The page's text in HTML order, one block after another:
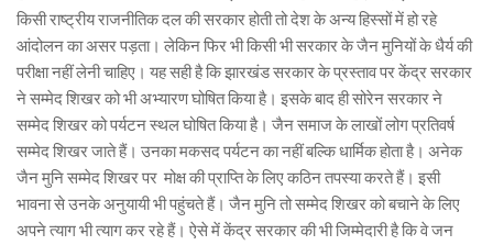
किसी राष्ट्रीय राजनीतिक दल की सरकार होती तो देश के अन्य हिस्सों में हो रहे
आंदोलन का असर पड़ता। लेकिन फिर भी किसी भी सरकार के जैन मुनियों के धैर्य की
परीक्षा नहीं लेनी चाहिए। यह सही है कि झारखंड सरकार के प्रस्ताव पर केंद्र सरकार
ने सम्मेद शिखर को भी अभ्यारण घोषित किया है। इसके बाद ही सोरेन सरकार ने
सम्मेद शिखर को पर्यटन स्थल घोषित किया है। जैन समाज के लाखों लोग प्रतिवर्ष
सम्मेद शिखर जाते हैं। उनका मकसद पर्यटन का नहीं बल्कि धार्मिक होता है। अनेक
जैन मुनि सम्मेद शिखर पर मोक्ष की प्राप्ति के लिए कठिन तपस्या करते हैं। इसी
भावना से उनके अनुयायी भी पहुंचते हैं। जैन मुनि तो सम्मेद शिखर को बचाने के लिए
अपने त्याग भी त्याग कर रहे हैं। ऐसे में केंद्र सरकार की भी जिम्मेदारी है कि वे जन